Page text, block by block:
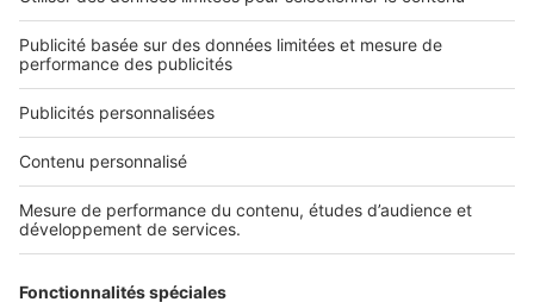
2 rue des Italiens 75009 Paris
01 53 38 80 00
Nos solutions pro